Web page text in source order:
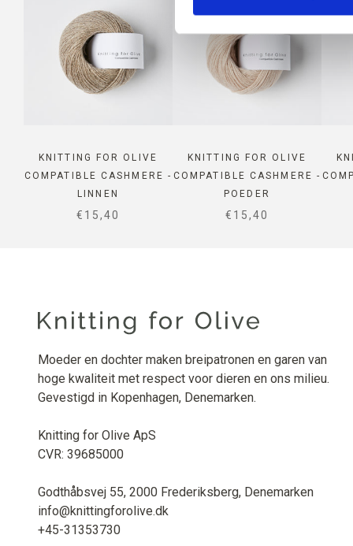
KNITTING FOR OLIVE
COMPATIBLE CASHMERE -
LINNEN
SALE PRICE
€15,40
KNITTING FOR OLIVE
COMPATIBLE CASHMERE -
POEDER
SALE PRICE
€15,40
Moeder en dochter maken breipatronen en garen van
hoge kwaliteit met respect voor dieren en ons milieu.
Gevestigd in Kopenhagen, Denemarken.
Knitting for Olive ApS
CVR: 39685000
Godthåbsvej 55, 2000 Frederiksberg, Denemarken
info@knittingforolive.dk
+45-31353730